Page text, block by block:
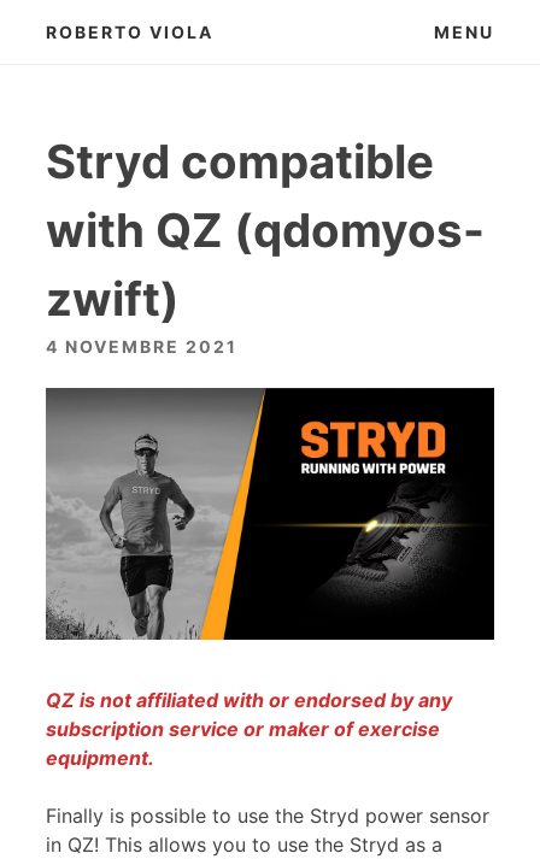
ROBERTO VIOLA MENU
Stryd compatible
with QZ (qdomyos-
zwift)
4 NOVEMBRE 2021
QZ is not affiliated with or endorsed by any
subscription service or maker of exercise
equipment.
Finally is possible to use the Stryd power sensor
in QZ! This allows you to use the Stryd as a